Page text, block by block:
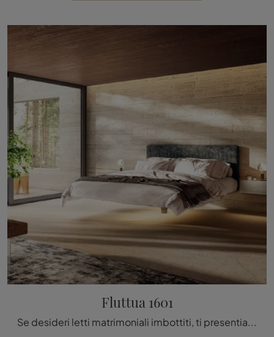
Fluttua 1601
Se desideri letti matrimoniali imbottiti, ti presentiamo il modello Fluttua 1601 in tessuto per arricchire la camera da letto.